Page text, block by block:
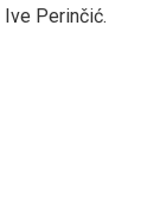
Perinčić.